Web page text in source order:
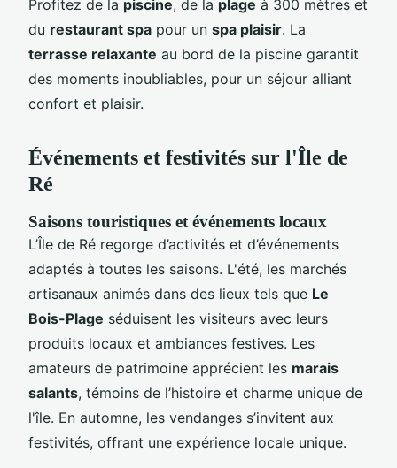
Profitez de la piscine, de la plage à 300 mètres et
du restaurant spa pour un spa plaisir. La
terrasse relaxante au bord de la piscine garantit
des moments inoubliables, pour un séjour alliant
confort et plaisir.
Événements et festivités sur l'Île de
Ré
Saisons touristiques et événements locaux
L’Île de Ré regorge d’activités et d’événements
adaptés à toutes les saisons. L'été, les marchés
artisanaux animés dans des lieux tels que Le
Bois-Plage séduisent les visiteurs avec leurs
produits locaux et ambiances festives. Les
amateurs de patrimoine apprécient les marais
salants, témoins de l’histoire et charme unique de
l'île. En automne, les vendanges s’invitent aux
festivités, offrant une expérience locale unique.